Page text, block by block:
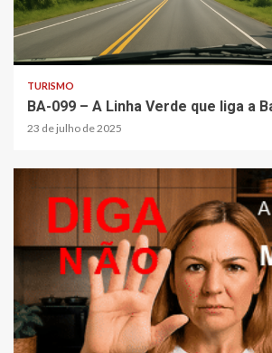
TURISMO
BA-099 – A Linha Verde que liga a
23 de julho de 2025